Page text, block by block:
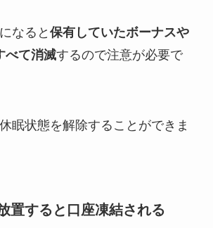
なると 保有していたボーナスや
べて消滅するので注意が必要で
眠状態を解除することができま
置すると口座凍結される